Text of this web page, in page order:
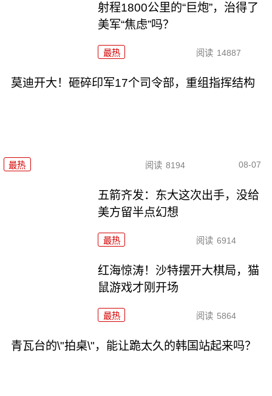
射程1800公里的“巨炮”，治得了
美军“焦虑”吗？
最热 阅读 14887
莫迪开大！砸碎印军17个司令部，重组指挥结构
最热 阅读 8194 08-07
五箭齐发：东大这次出手，没给
美方留半点幻想
最热 阅读 6914
红海惊涛！沙特摆开大棋局，猫
鼠游戏才刚开场
最热 阅读 5864
青瓦台的\"拍桌\"，能让跪太久的韩国站起来吗？